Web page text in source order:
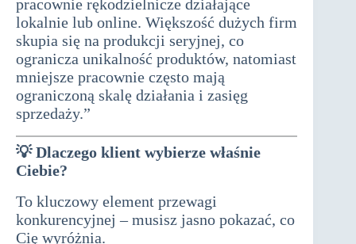
pracownie rękodzielnicze działające
lokalnie lub online. Większość dużych firm
skupia się na produkcji seryjnej, co
ogranicza unikalność produktów, natomiast
mniejsze pracownie często mają
ograniczoną skalę działania i zasięg
sprzedaży.”
💡Dlaczego klient wybierze właśnie
Ciebie?
To kluczowy element przewagi
konkurencyjnej – musisz jasno pokazać, co
Cię wyróżnia.